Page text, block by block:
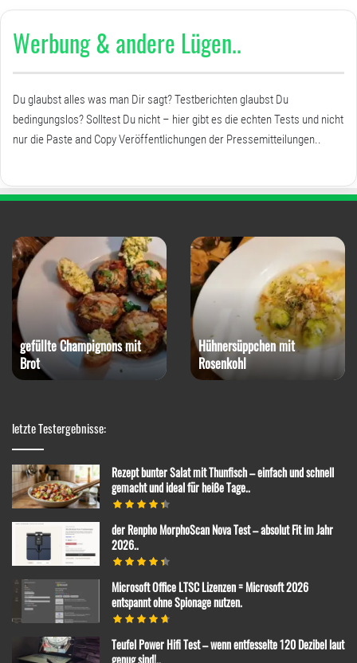
Werbung & andere Lügen..
Du glaubst alles was man Dir sagt? Testberichten glaubst Du
bedingungslos? Solltest Du nicht – hier gibt es die echten Tests und nicht
nur die Paste and Copy Veröffentlichungen der Pressemitteilungen..
gefüllte Champignons mit
Brot
Hühnersüppchen mit
Rosenkohl
letzte Testergebnisse:
Rezept bunter Salat mit Thunfisch – einfach und schnell
gemacht und ideal für heiße Tage..
der Renpho MorphoScan Nova Test – absolut Fit im Jahr
2026..
Microsoft Office LTSC Lizenzen = Microsoft 2026
entspannt ohne Spionage nutzen.
Teufel Power Hifi Test – wenn entfesselte 120 Dezibel laut
genug sind!..